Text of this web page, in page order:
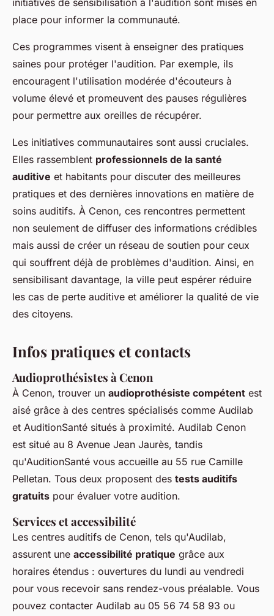
initiatives de sensibilisation à l'audition sont mises en
place pour informer la communauté.
Ces programmes visent à enseigner des pratiques
saines pour protéger l'audition. Par exemple, ils
encouragent l'utilisation modérée d'écouteurs à
volume élevé et promeuvent des pauses régulières
pour permettre aux oreilles de récupérer.
Les initiatives communautaires sont aussi cruciales.
Elles rassemblent professionnels de la santé
auditive et habitants pour discuter des meilleures
pratiques et des dernières innovations en matière de
soins auditifs. À Cenon, ces rencontres permettent
non seulement de diffuser des informations crédibles
mais aussi de créer un réseau de soutien pour ceux
qui souffrent déjà de problèmes d'audition. Ainsi, en
sensibilisant davantage, la ville peut espérer réduire
les cas de perte auditive et améliorer la qualité de vie
des citoyens.
Infos pratiques et contacts
Audioprothésistes à Cenon
À Cenon, trouver un audioprothésiste compétent est
aisé grâce à des centres spécialisés comme Audilab
et AuditionSanté situés à proximité. Audilab Cenon
est situé au 8 Avenue Jean Jaurès, tandis
qu'AuditionSanté vous accueille au 55 rue Camille
Pelletan. Tous deux proposent des tests auditifs
gratuits pour évaluer votre audition.
Services et accessibilité
Les centres auditifs de Cenon, tels qu'Audilab,
assurent une accessibilité pratique grâce aux
horaires étendus : ouvertures du lundi au vendredi
pour vous recevoir sans rendez-vous préalable. Vous
pouvez contacter Audilab au 05 56 74 58 93 ou